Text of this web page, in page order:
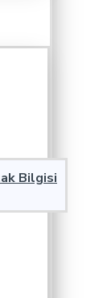
Bilgisi